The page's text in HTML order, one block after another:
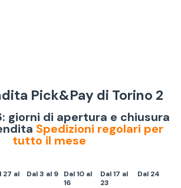
Pick&Pay di Torino 2
giorni di apertura e chiusura
Spedizioni regolari per
tutto il mese
27 al
Dal 3 al 9
Dal 10 al
16
Dal 17 al
23
Dal 24